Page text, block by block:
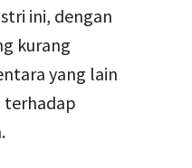
ini, dengan
kurang
yang lain